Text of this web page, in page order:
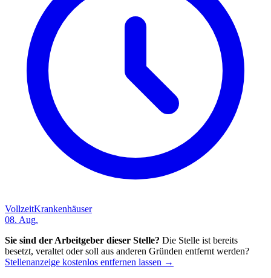
VollzeitKrankenhäuser
08. Aug.
Sie sind der Arbeitgeber dieser Stelle? Die Stelle ist bereits
besetzt, veraltet oder soll aus anderen Gründen entfernt werden?
Stellenanzeige kostenlos entfernen lassen →